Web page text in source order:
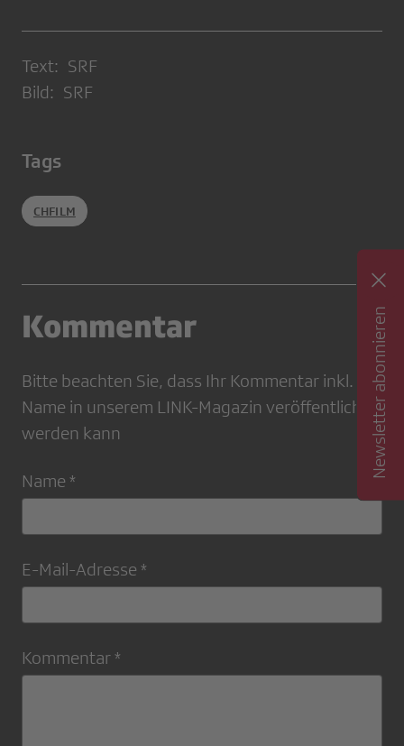
Text: SRF
Bild: SRF
Tags
CHFILM
Kommentar
Bitte beachten Sie, dass Ihr Kommentar inkl.
Name in unserem LINK-Magazin veröffentlicht
werden kann
Name *
E-Mail-Adresse *
Kommentar *
Newsletter abonnieren